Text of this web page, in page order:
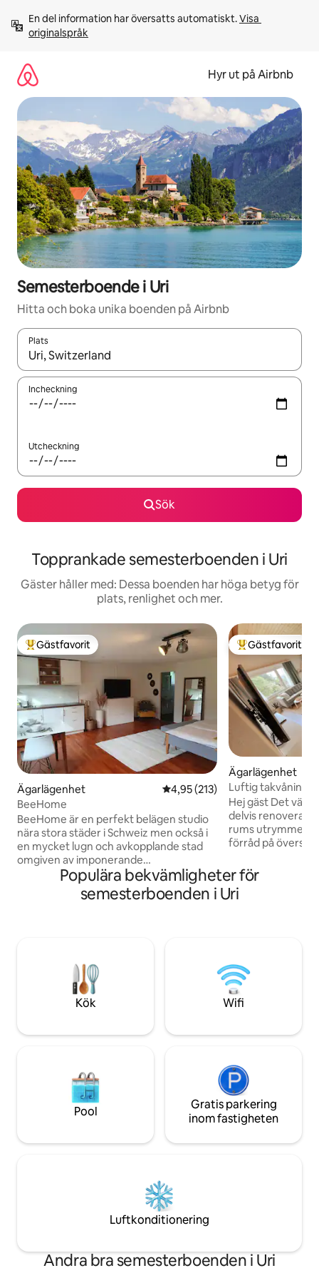
innehåll
En del information har översatts automatiskt. Visa
originalspråk
Hyr ut på Airbnb
Semesterboende i Uri
Hitta och boka unika boenden på Airbnb
Plats
När resultaten är tillgängliga kan du navigera med upp- och
Incheckning
Utcheckning
Sök
Topprankade semesterboenden i Uri
Gäster håller med: Dessa boenden har höga betyg för
plats, renlighet och mer.
Populär gästfavorit
Gästfavorit
Ägarlägenhet 4,95 av 5 i genomsnittligt
4,95 (213)
BeeHome
BeeHome är en perfekt belägen studio
nära stora städer i Schweiz men också i
en mycket lugn och avkopplande stad
omgiven av imponerande
bergslandskap. Sjön Uri ligger bara några
minuter bort och det ger uppfriskande
dopp under varma sommardagar och
skidåkning och skidåkning, har regionen
mycket att erbjuda och du kommer
säkert aldrig att bli trött på det.
Populär
Gästfavorit
Ägarlägenhet
Luftig takvåning
känsla
Hej gäst Det
delvis renoverat,
rums utrymme
förråd på översta
trappa (om du
trappor: det finns
Fastigheten
bjuder vi in dig
njuta av er själva!
Populära bekvämligheter för
semesterboenden i Uri
Kök Wifi
Pool
Gratis parkering
inom fastigheten
Luftkonditionering
Andra bra semesterboenden i Uri